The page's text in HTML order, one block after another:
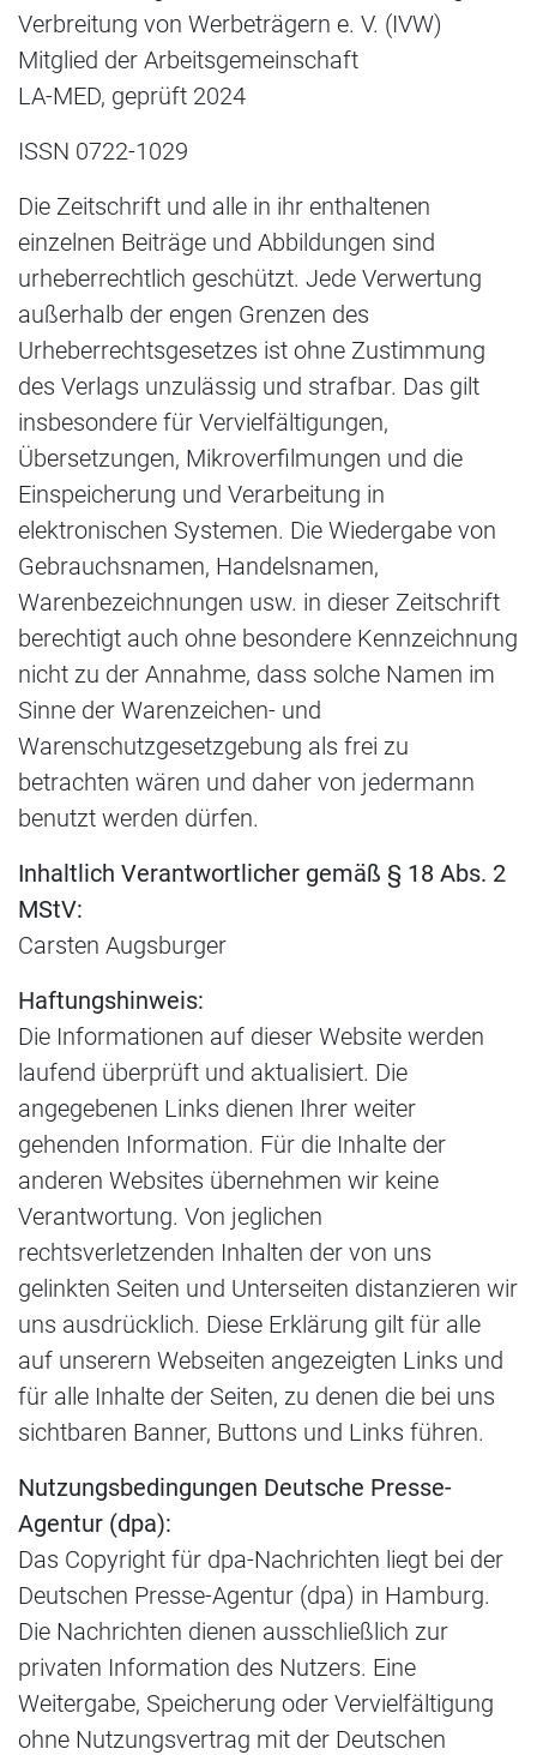
Verbreitung von Werbeträgern e. V. (IVW)
Mitglied der Arbeitsgemeinschaft
LA-MED, geprüft 2024
ISSN 0722-1029
Die Zeitschrift und alle in ihr enthaltenen
einzelnen Beiträge und Abbildungen sind
urheberrechtlich geschützt. Jede Verwertung
außerhalb der engen Grenzen des
Urheberrechtsgesetzes ist ohne Zustimmung
des Verlags unzulässig und strafbar. Das gilt
insbesondere für Vervielfältigungen,
Übersetzungen, Mikroverfilmungen und die
Einspeicherung und Verarbeitung in
elektronischen Systemen. Die Wiedergabe von
Gebrauchsnamen, Handelsnamen,
Warenbezeichnungen usw. in dieser Zeitschrift
berechtigt auch ohne besondere Kennzeichnung
nicht zu der Annahme, dass solche Namen im
Sinne der Warenzeichen- und
Warenschutzgesetzgebung als frei zu
betrachten wären und daher von jedermann
benutzt werden dürfen.
Inhaltlich Verantwortlicher gemäß § 18 Abs. 2
MStV:
Carsten Augsburger
Haftungshinweis:
Die Informationen auf dieser Website werden
laufend überprüft und aktualisiert. Die
angegebenen Links dienen Ihrer weiter
gehenden Information. Für die Inhalte der
anderen Websites übernehmen wir keine
Verantwortung. Von jeglichen
rechtsverletzenden Inhalten der von uns
gelinkten Seiten und Unterseiten distanzieren wir
uns ausdrücklich. Diese Erklärung gilt für alle
auf unserern Webseiten angezeigten Links und
für alle Inhalte der Seiten, zu denen die bei uns
sichtbaren Banner, Buttons und Links führen.
Nutzungsbedingungen Deutsche Presse-
Agentur (dpa):
Das Copyright für dpa-Nachrichten liegt bei der
Deutschen Presse-Agentur (dpa) in Hamburg.
Die Nachrichten dienen ausschließlich zur
privaten Information des Nutzers. Eine
Weitergabe, Speicherung oder Vervielfältigung
ohne Nutzungsvertrag mit der Deutschen